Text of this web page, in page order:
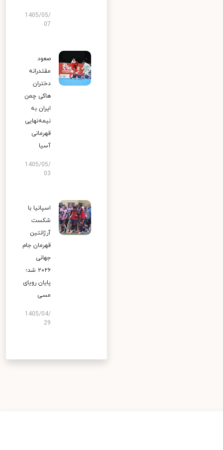
1405/05/
07
صعود
مقتدرانه
دختران
هاکی چمن
ایران به
نیمه‌نهایی
قهرمانی
آسیا
1405/05/
03
اسپانیا با
شکست
آرژانتین
قهرمان جام
جهانی
۲۰۲۶ شد؛
پایان رویای
مسی
1405/04/
29